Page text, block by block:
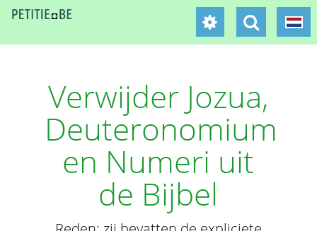
Verwijder Jozua,
Deuteronomium
en Numeri uit
de Bijbel